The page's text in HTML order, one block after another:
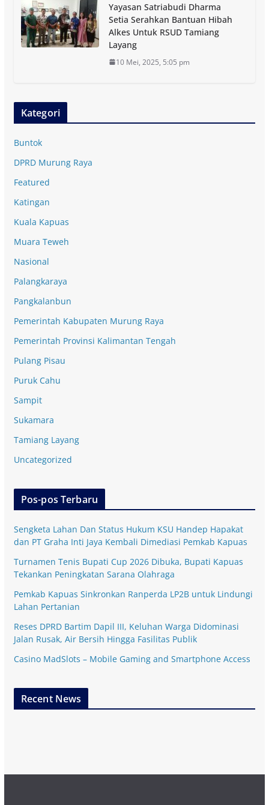
Yayasan Satriabudi Dharma
Setia Serahkan Bantuan Hibah
Alkes Untuk RSUD Tamiang
Layang
10 Mei, 2025, 5:05 pm
Kategori
Buntok
DPRD Murung Raya
Featured
Katingan
Kuala Kapuas
Muara Teweh
Nasional
Palangkaraya
Pangkalanbun
Pemerintah Kabupaten Murung Raya
Pemerintah Provinsi Kalimantan Tengah
Pulang Pisau
Puruk Cahu
Sampit
Sukamara
Tamiang Layang
Uncategorized
Pos-pos Terbaru
Sengketa Lahan Dan Status Hukum KSU Handep Hapakat
dan PT Graha Inti Jaya Kembali Dimediasi Pemkab Kapuas
Turnamen Tenis Bupati Cup 2026 Dibuka, Bupati Kapuas
Tekankan Peningkatan Sarana Olahraga
Pemkab Kapuas Sinkronkan Ranperda LP2B untuk Lindungi
Lahan Pertanian
Reses DPRD Bartim Dapil III, Keluhan Warga Didominasi
Jalan Rusak, Air Bersih Hingga Fasilitas Publik
Casino MadSlots – Mobile Gaming and Smartphone Access
Recent News